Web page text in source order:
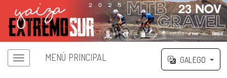
MENÚ PRINCIPAL GALEGO